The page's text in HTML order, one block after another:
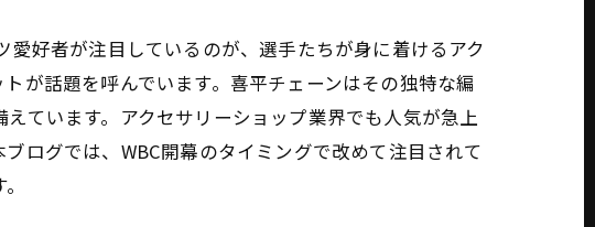
好者が注目しているのが、選手たちが身に着けるアク
が話題を呼んでいます。喜平チェーンはその独特な編
ています。アクセサリーショップ業界でも人気が急上
ログでは、WBC開幕のタイミングで改めて注目されて